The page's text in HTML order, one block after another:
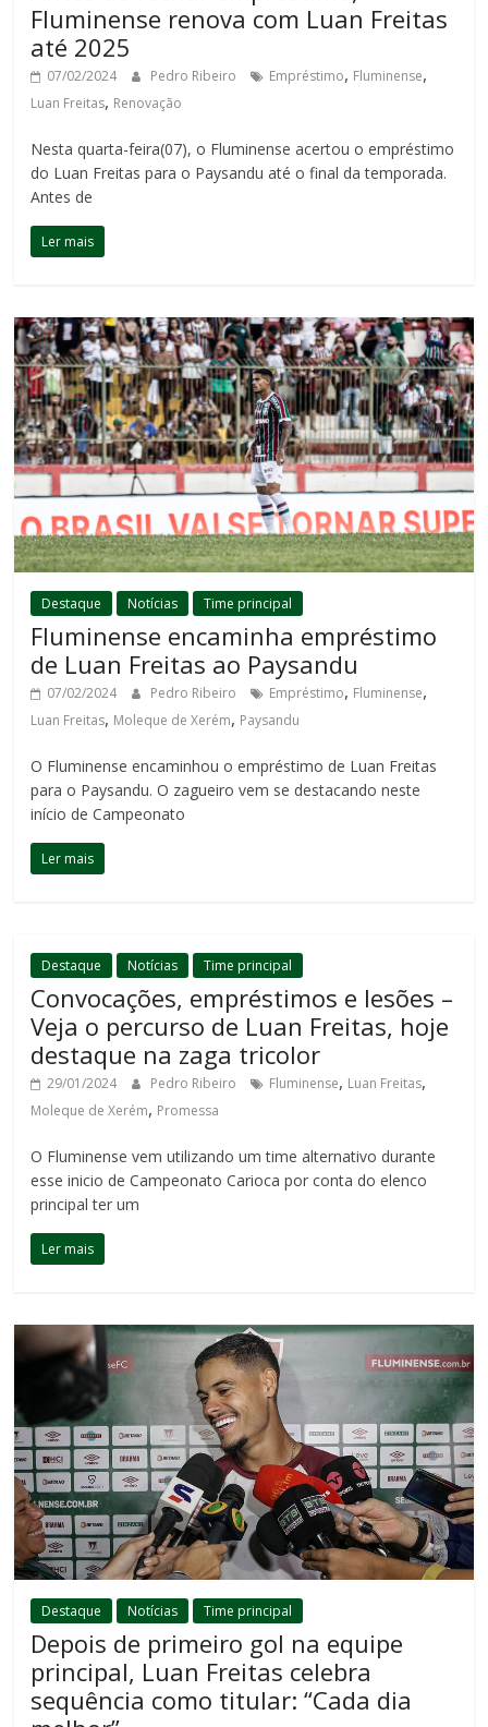
Fluminense renova com Luan Freitas
até 2025
07/02/2024 Pedro Ribeiro Empréstimo, Fluminense,
Luan Freitas, Renovação
Nesta quarta-feira(07), o Fluminense acertou o empréstimo
do Luan Freitas para o Paysandu até o final da temporada.
Antes de
Ler mais
Destaque Notícias Time principal
Fluminense encaminha empréstimo
de Luan Freitas ao Paysandu
07/02/2024 Pedro Ribeiro Empréstimo, Fluminense,
Luan Freitas, Moleque de Xerém, Paysandu
O Fluminense encaminhou o empréstimo de Luan Freitas
para o Paysandu. O zagueiro vem se destacando neste
início de Campeonato
Ler mais
Destaque Notícias Time principal
Convocações, empréstimos e lesões –
Veja o percurso de Luan Freitas, hoje
destaque na zaga tricolor
29/01/2024 Pedro Ribeiro Fluminense, Luan Freitas,
Moleque de Xerém, Promessa
O Fluminense vem utilizando um time alternativo durante
esse inicio de Campeonato Carioca por conta do elenco
principal ter um
Ler mais
Destaque Notícias Time principal
Depois de primeiro gol na equipe
principal, Luan Freitas celebra
sequência como titular: “Cada dia